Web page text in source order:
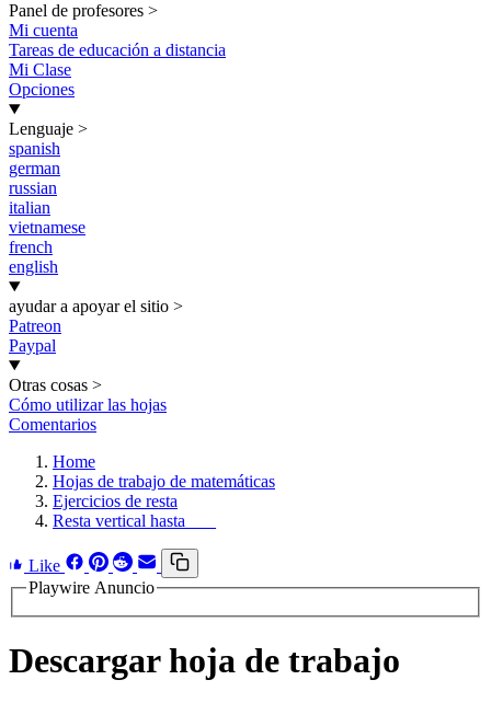
Panel de profesores >
Mi cuenta
Tareas de educación a distancia
Mi Clase
Opciones
Lenguaje >
spanish
german
russian
italian
vietnamese
french
english
ayudar a apoyar el sitio >
Patreon
Paypal
Otras cosas >
Cómo utilizar las hojas
Comentarios
Home
Hojas de trabajo de matemáticas
Ejercicios de resta
Resta vertical hasta ___
Like
Playwire Anuncio
Descargar hoja de trabajo